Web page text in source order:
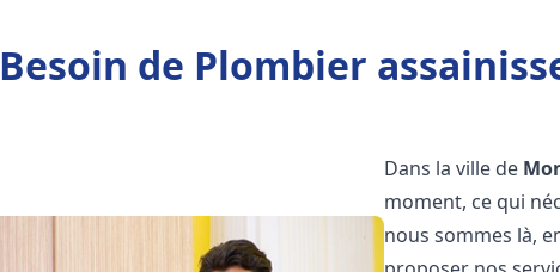
Besoin de Plombier
Dans la ville de
moment, ce qui
nous sommes là,